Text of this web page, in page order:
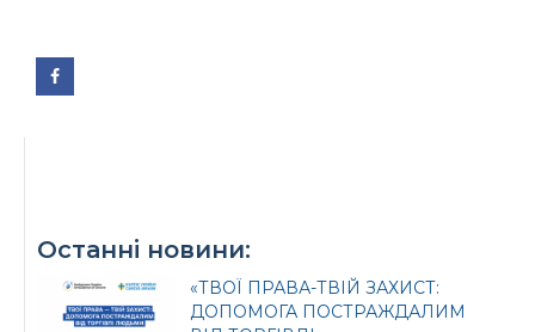
Останні новини:
«ТВОЇ ПРАВА-ТВІЙ ЗАХИСТ:
ДОПОМОГА ПОСТРАЖДАЛИМ